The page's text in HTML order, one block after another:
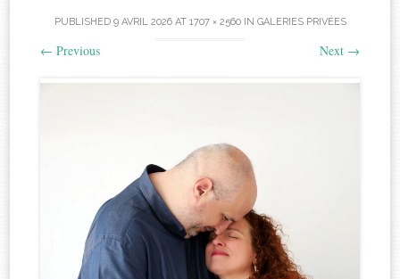
PUBLISHED 9 AVRIL 2026AT 1707 × 2560IN GALERIES PRIVÉES
← Previous Next →